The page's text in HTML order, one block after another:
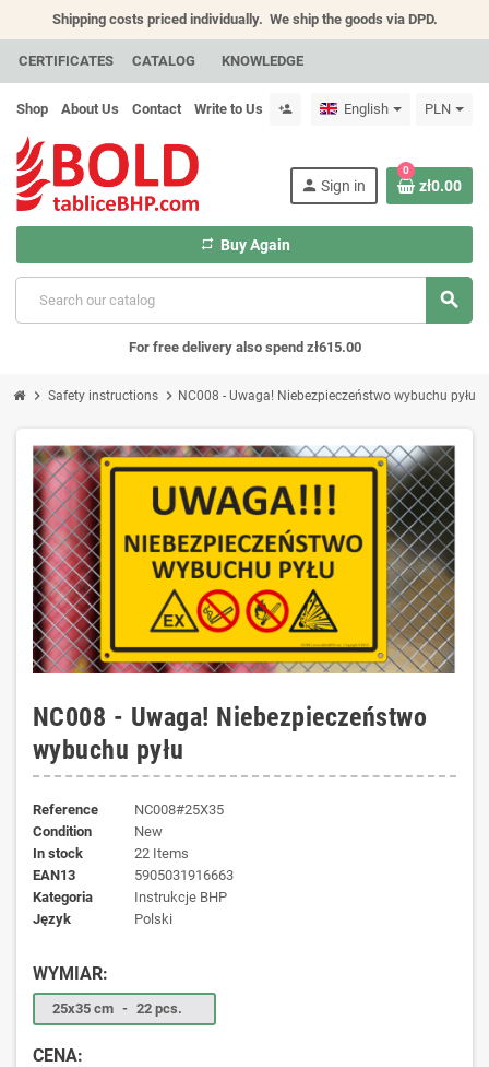
Shipping costs priced individually. We ship the goods via DPD.
CERTIFICATES CATALOG KNOWLEDGE
Shop About Us Contact Write to Us person_add English PLN
search
person Sign in
repeat Buy Again
0
zł0.00
For free delivery also spend zł615.00
chevron_right Safety instructions chevron_right NC008 - Uwaga! Niebezpieczeństwo wybuchu pyłu
NC008 - Uwaga! Niebezpieczeństwo
wybuchu pyłu
Reference
NC008#25X35
Condition
New
In stock
22 Items
EAN13
5905031916663
kategoria
Instrukcje BHP
język
Polski
WYMIAR:
25x35 cm - 22 pcs.
CENA: